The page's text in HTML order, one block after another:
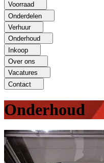
Voorraad
Onderdelen
Verhuur
Onderhoud
Inkoop
Over ons
Vacatures
Contact
Onderhoud